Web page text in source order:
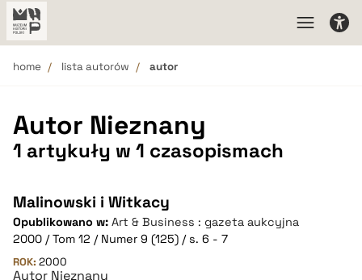
home lista autorów autor
Autor Nieznany
1 artykuły w 1 czasopismach
Malinowski i Witkacy
Opublikowano w: Art & Business : gazeta aukcyjna
2000 / Tom 12 / Numer 9 (125) / s. 6 - 7
ROK: 2000
Autor Nieznany